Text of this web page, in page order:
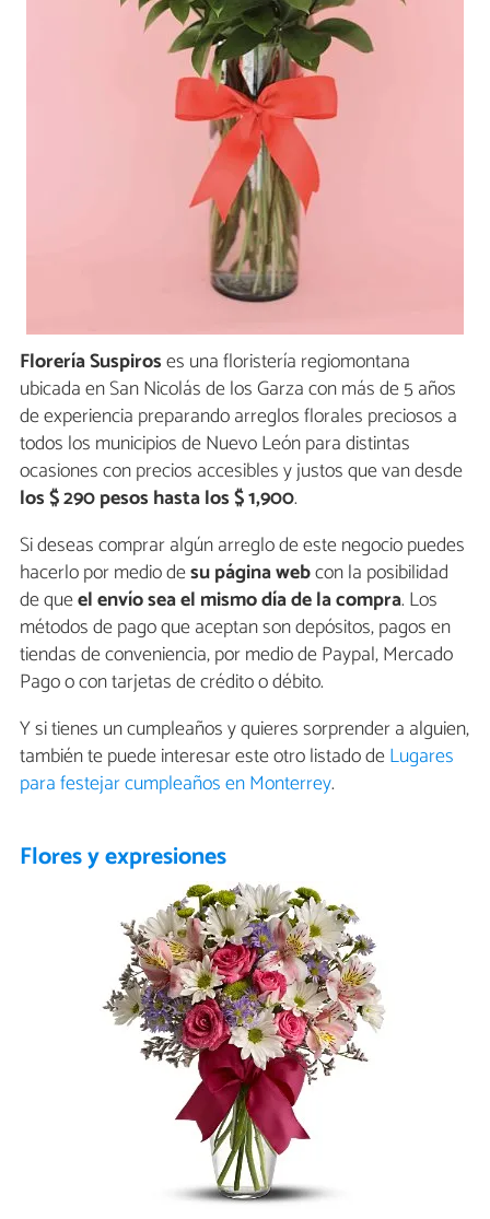
Florería Suspiroses una floristería regiomontana
ubicada en San Nicolás de los Garza con más de 5 años
de experiencia preparando arreglos florales preciosos a
todos los municipios de Nuevo León para distintas
ocasiones con precios accesibles y justos que van desde
los $ 290 pesos hasta los $ 1,900.
Si deseas comprar algún arreglo de este negocio puedes
hacerlo por medio desu página webcon la posibilidad
de queel envío sea el mismo día de la compra. Los
métodos de pago que aceptan son depósitos, pagos en
tiendas de conveniencia, por medio de Paypal, Mercado
Pago o con tarjetas de crédito o débito.
Y si tienes un cumpleaños y quieres sorprender a alguien,
también te puede interesar este otro listado deLugares
para festejar cumpleaños en Monterrey.
Flores y expresiones